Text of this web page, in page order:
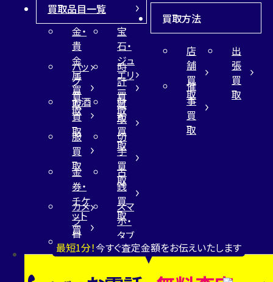
最短1分！今すぐ査定金額をお伝えいたします
買取品目一覧
金・
貴
金
属
買
取
宝
石・
ジュ
エリ
ー
買
取
バッ
グ
買
取
時
計
買
取
お酒
買
取
財
布
買
取
服
買
取
切
手
買
取
金
券・
チケ
ット
買
取
古
銭
買
取
カメ
ラ
買
取
スマ
ホ・
タブ
レッ
テレ
ホン
買取方法
店
舗
買
取
出
張
買
取
催
事
買
取